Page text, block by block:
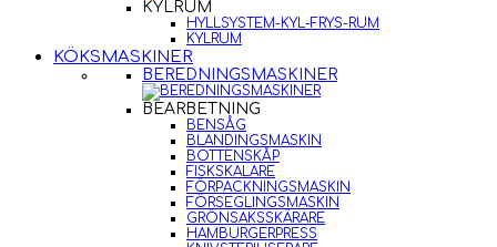
KYLRUM
HYLLSYSTEM-KYL-FRYS-RUM
KYLRUM
KÖKSMASKINER
BEREDNINGSMASKINER
BEARBETNING
BENSÅG
BLANDINGSMASKIN
BOTTENSKÅP
FISKSKALARE
FÖRPACKNINGSMASKIN
FÖRSEGLINGSMASKIN
GRÖNSAKSSKÄRARE
HAMBURGERPRESS